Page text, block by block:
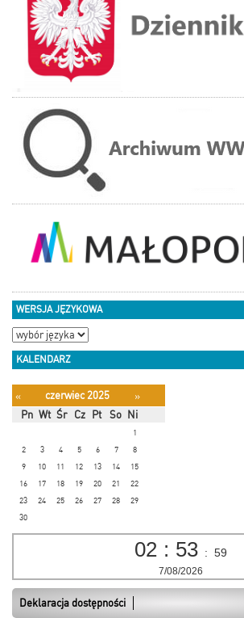
WERSJA JĘZYKOWA
KALENDARZ
« czerwiec 2025
»
Pn Wt Śr Cz Pt So Ni
1
2
3 4 5 6 7
8
9
10 11 12 13 14
15
16
17 18 19 20 21
22
23
24 25 26 27 28
29
30
02 : 53 : 59
7/08/2026
Deklaracja dostępności